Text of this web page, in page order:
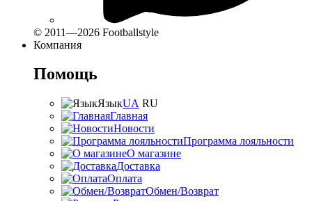
© 2011—2026 Footballstyle
Компания
Помощь
ЯзыкUA RU
Главная
Новости
Программа лояльности
О магазине
Доставка
Оплата
Обмен/Возврат